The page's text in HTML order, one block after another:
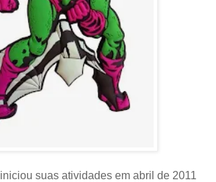
iniciou suas atividades em abril de 2011